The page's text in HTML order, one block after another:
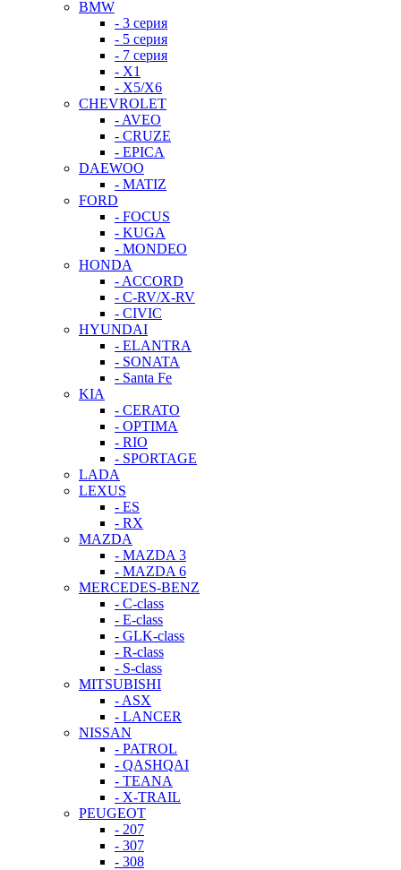
BMW
- 3 серия
- 5 серия
- 7 серия
- X1
- X5/X6
CHEVROLET
- AVEO
- CRUZE
- EPICA
DAEWOO
- MATIZ
FORD
- FOCUS
- KUGA
- MONDEO
HONDA
- ACCORD
- C-RV/X-RV
- CIVIC
HYUNDAI
- ELANTRA
- SONATA
- Santa Fe
KIA
- CERATO
- OPTIMA
- RIO
- SPORTAGE
LADA
LEXUS
- ES
- RX
MAZDA
- MAZDA 3
- MAZDA 6
MERCEDES-BENZ
- C-class
- E-class
- GLK-class
- R-class
- S-class
MITSUBISHI
- ASX
- LANCER
NISSAN
- PATROL
- QASHQAI
- TEANA
- X-TRAIL
PEUGEOT
- 207
- 307
- 308